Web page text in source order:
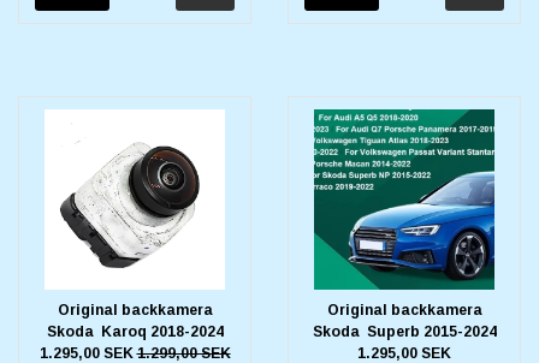
Original backkamera
Skoda Karoq 2018-2024
1.295,00 SEK1.299,00 SEK
Original backkamera
Skoda Superb 2015-2024
1.295,00 SEK